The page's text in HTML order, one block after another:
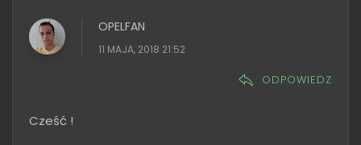
OPELFAN
11 MAJA, 2018 21:52
ODPOWIEDZ
Cześć !